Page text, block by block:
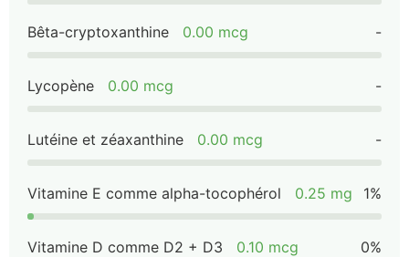
Bêta-cryptoxanthine 0.00 mcg -
Lycopène 0.00 mcg -
Lutéine et zéaxanthine 0.00 mcg -
Vitamine E comme alpha-tocophérol 0.25 mg 1%
Vitamine D comme D2 + D3 0.10 mcg 0%